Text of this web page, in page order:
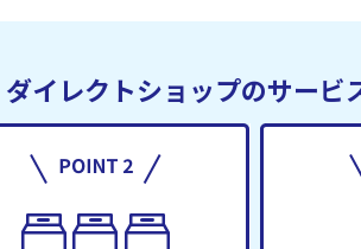
ダイレクトショップのサービ